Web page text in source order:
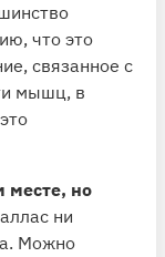
что это
связанное с
мышц, в
месте, но
ни
Можно